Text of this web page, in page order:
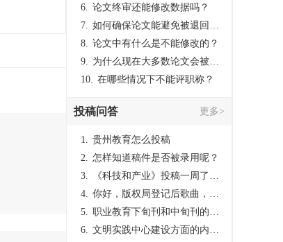
6. 论文终审还能修改数据吗？
7. 如何确保论文能避免被退回：关键条件与策略
8. 论文中有什么是不能修改的？
9. 为什么现在大多数论文会被评判为AI撰写？（深度剖析查重机制下的困境与出路）
10. 在哪些情况下不能评职称？
投稿问答 更多>
1. 贵州教育怎么投稿
2. 怎样知道稿件是否被录用呢？
3.
《科技和产业》投稿一周了仍是“已发回执”状态，这是什么意思？什么时候外审？
4. 你好，版权局登记后歌曲，这里能否发表
5. 职业教育下旬刊和中旬刊的国内刊号一样，他们有什么区别，两本刊物都是真的吗？
6. 文明实践中心建设方面的内容适合那种期刊